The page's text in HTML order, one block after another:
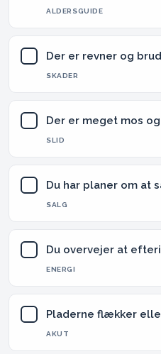
ALDERSGUIDE
Der er revner og
SKADER
Der er meget mos
SLID
Du har planer om at
SALG
Du overvejer at
ENERGI
Pladerne flækker
AKUT